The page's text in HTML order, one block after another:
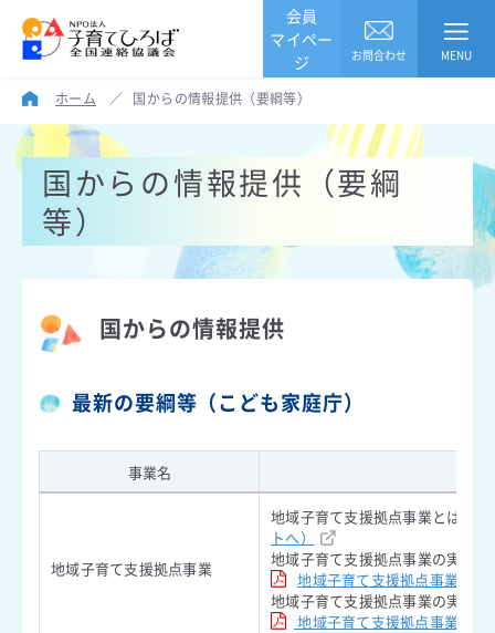
会員
マイペー
ジ
お問合わせ MENU
ホーム ／ 国からの情報提供（要綱等）
国からの情報提供（要綱
等）
国からの情報提供
最新の要綱等（こども家庭庁）
事業名
地域子育て支援拠点事業
地域子育て支援拠点事業とは（
トへ）
地域子育て支援拠点事業の実施
地域子育て支援拠点事業実施
地域子育て支援拠点事業の実施
地域子育て支援拠点事業の